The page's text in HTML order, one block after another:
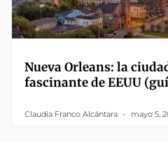
Nueva Orleans: la
fascinante de EEUU
Claudia Franco Alcántara mayo 5,